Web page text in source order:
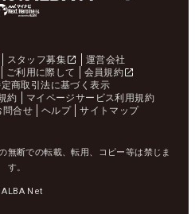
スタッフ募集
運営会社
ご利用に際して
会員規約
商取引法に基づく表示
約
マイページサービス利用規約
問合せ ヘルプ サイトマップ
無断での転載、転用、コピー等は禁じま
す。
Net